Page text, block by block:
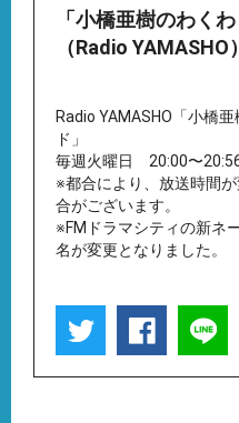
「小橋亜樹のわく
（Radio YAMASHO）
Radio YAMASHO「小橋
ド」
毎週火曜日 20:00〜
※都合により、放送時間
合がございます。
※FMドラマシティの新ネ
名が変更となりました。